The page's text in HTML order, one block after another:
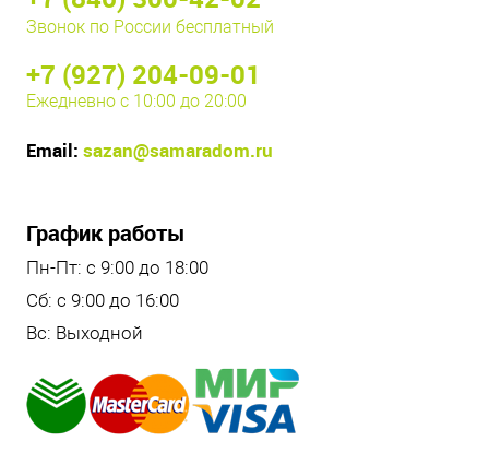
Звонок по России бесплатный
+7 (927) 204-09-01
Ежедневно с 10:00 до 20:00
Email: sazan@samaradom.ru
График работы
Пн-Пт: с 9:00 до 18:00
Сб: с 9:00 до 16:00
Вс: Выходной